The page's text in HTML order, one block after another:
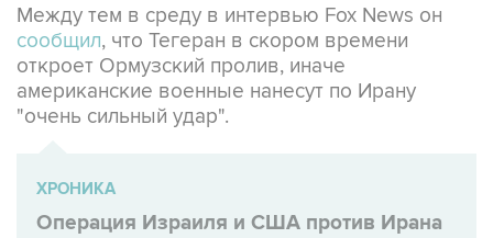
Между тем в среду в интервью Fox News он
сообщил, что Тегеран в скором времени
откроет Ормузский пролив, иначе
американские военные нанесут по Ирану
"очень сильный удар".
ХРОНИКА
Операция Израиля и США против Ирана